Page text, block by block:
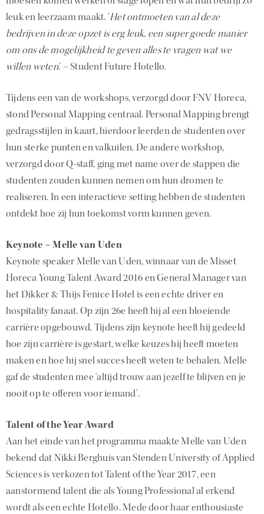
leuk en leerzaam maakt. ‘Het ontmoeten van al deze
bedrijven in deze opzet is erg leuk, een super goede manier
om ons de mogelijkheid te geven alles te vragen wat we
willen weten.’ – Student Future Hotello.
Tijdens een van de workshops, verzorgd door FNV Horeca,
stond Personal Mapping centraal. Personal Mapping brengt
gedragsstijlen in kaart, hierdoor leerden de studenten over
hun sterke punten en valkuilen. De andere workshop,
verzorgd door Q-staff, ging met name over de stappen die
studenten zouden kunnen nemen om hun dromen te
realiseren. In een interactieve setting hebben de studenten
ontdekt hoe zij hun toekomst vorm kunnen geven.
Keynote – Melle van Uden
Keynote speaker Melle van Uden, winnaar van de Misset
Horeca Young Talent Award 2016 en General Manager van
het Dikker & Thijs Fenice Hotel is een echte driver en
hospitality fanaat. Op zijn 26e heeft hij al een bloeiende
carrière opgebouwd. Tijdens zijn keynote heeft hij gedeeld
hoe zijn carrière is gestart, welke keuzes hij heeft moeten
maken en hoe hij snel succes heeft weten te behalen. Melle
gaf de studenten mee ‘altijd trouw aan jezelf te blijven en je
nooit op te offeren voor iemand’.
Talent of the Year Award
Aan het einde van het programma maakte Melle van Uden
bekend dat Nikki Berghuis van Stenden University of Applied
Sciences is verkozen tot Talent of the Year 2017, een
aanstormend talent die als Young Professional al erkend
wordt als een echte Hotello. Mede door haar enthousiaste